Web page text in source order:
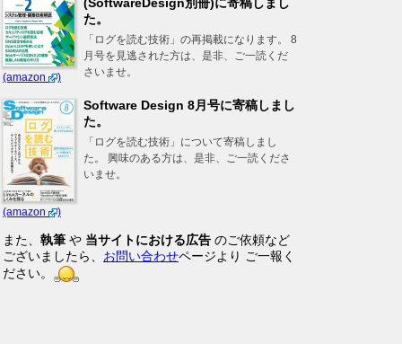
(amazon )
た。
「ログを読む技術」の再掲載になります。 8
月号を見逃された方は、是非、ご一読くだ
さいませ。
(amazon )
Software Design 8月号に寄稿しまし
た。
「ログを読む技術」について寄稿しまし
た。 興味のある方は、是非、ご一読くださ
いませ。
また、 執筆 や 当サイトにおける広告 のご依頼など
ございましたら、 お問い合わせページより ご一報く
ださい。